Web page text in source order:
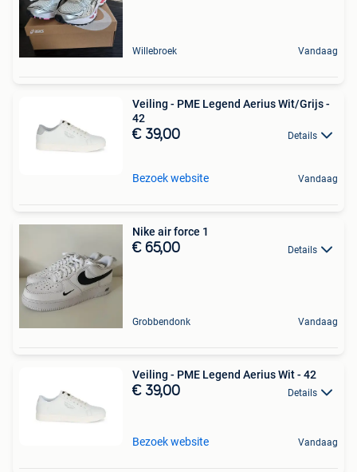
Willebroek Vandaag
Veiling - PME Legend Aerius Wit/Grijs -
42
€ 39,00 Details
Bezoek website Vandaag
Nike air force 1
€ 65,00 Details
Grobbendonk Vandaag
Veiling - PME Legend Aerius Wit - 42
€ 39,00 Details
Bezoek website Vandaag